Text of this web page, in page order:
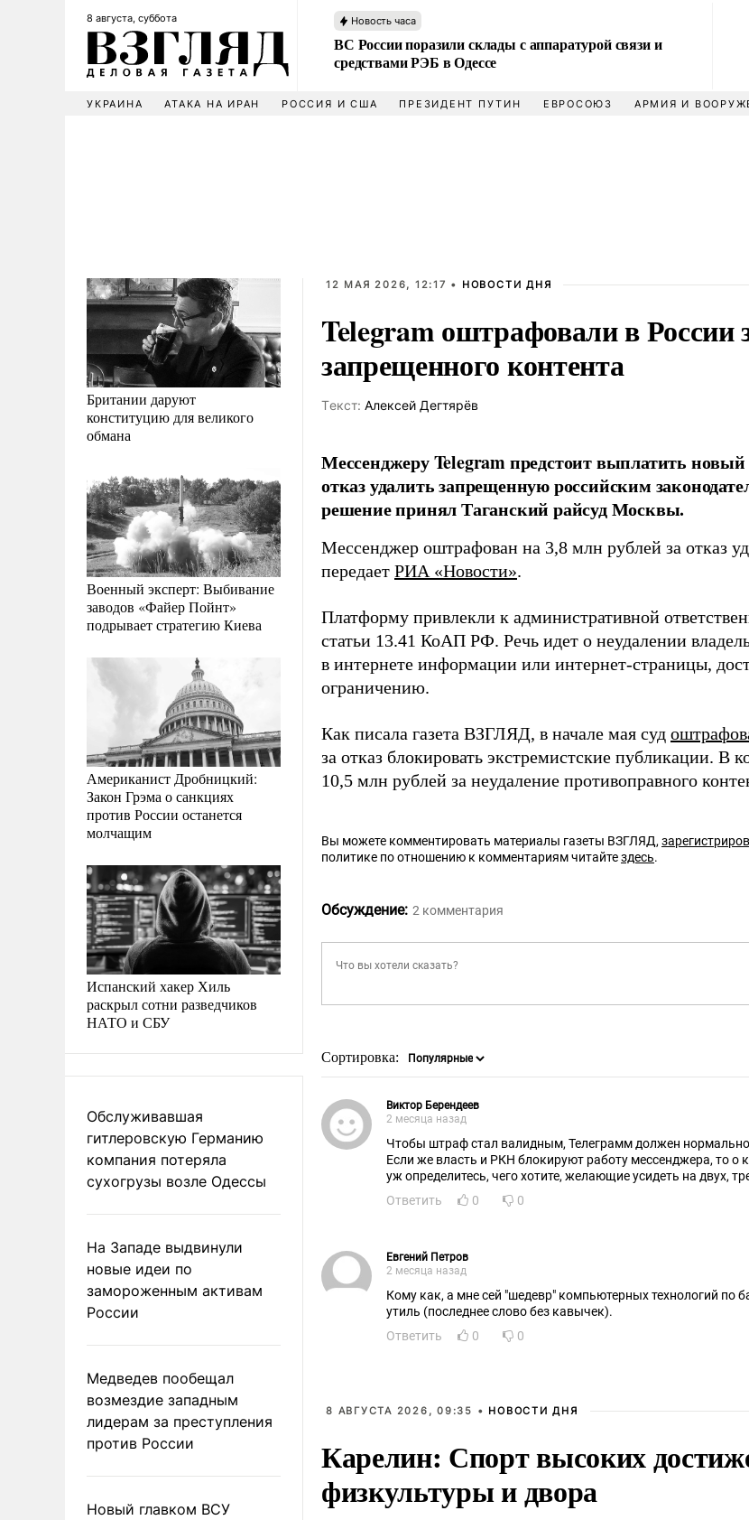
8 августа, суббота Новость часа
ВС России поразили склады с аппаратурой связи и
средствами РЭБ в Одессе
УКРАИНА АТАКА НА ИРАН РОССИЯ И США ПРЕЗИДЕНТ ПУТИН ЕВРОСОЮЗ АРМИЯ И
Британии даруют
конституцию для великого
обмана
Военный эксперт: Выбивание
заводов «Файер Пойнт»
подрывает стратегию Киева
Американист Дробницкий:
Закон Грэма о санкциях
против России останется
молчащим
Испанский хакер Хиль
раскрыл сотни разведчиков
НАТО и СБУ
Обслуживавшая
гитлеровскую Германию
компания потеряла
сухогрузы возле Одессы
На Западе выдвинули
новые идеи по
замороженным активам
России
Медведев пообещал
возмездие западным
лидерам за преступления
против России
Новый главком ВСУ
12 МАЯ 2026, 12:17 • НОВОСТИ ДНЯ
Telegram оштрафовали в России
запрещенного контента
Tекст: Алексей Дегтярёв
Мессенджеру Telegram предстоит выплатить
отказ удалить запрещенную российским
решение принял Таганский райсуд Москвы.
Мессенджер оштрафован на 3,8 млн рублей за отказ
передает РИА «Новости».
Платформу привлекли к административной
статьи 13.41 КоАП РФ. Речь идет о неудалении
в интернете информации или интернет-страницы,
ограничению.
Как писала газета ВЗГЛЯД, в начале мая суд
за отказ блокировать экстремистские публикации. В
10,5 млн рублей за неудаление противоправного
Вы можете комментировать материалы газеты ВЗГЛЯД,
политике по отношению к комментариям читайтездесь.
Обсуждение: 2 комментария
Сортировка:
Виктор Берендеев
2 месяца назад
Чтобы штраф стал валидным, Телеграмм должен нормально
Если же власть и РКН блокируют работу мессенджера, то
уж определитесь, чего хотите, желающие усидеть на двух,
Ответить
0 0
Евгений Петров
2 месяца назад
Кому как, а мне сей "шедевр" компьютерных технологий по
утиль (последнее слово без кавычек).
Ответить
0 0
8 АВГУСТА 2026, 09:35 • НОВОСТИ ДНЯ
Карелин: Спорт высоких
физкультуры и двора